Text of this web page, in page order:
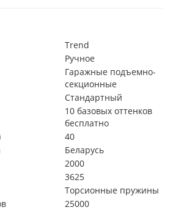
Trend
Ручное
Гаражные подъемно-
секционные
Стандартный
10 базовых оттенков
бесплатно
40
Беларусь
2000
3625
Торсионные пружины
25000